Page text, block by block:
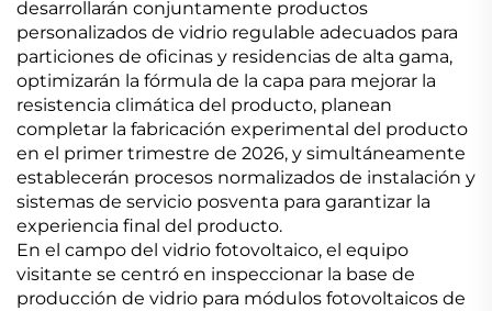
desarrollarán conjuntamente productos
personalizados de vidrio regulable adecuados para
particiones de oficinas y residencias de alta gama,
optimizarán la fórmula de la capa para mejorar la
resistencia climática del producto, planean
completar la fabricación experimental del producto
en el primer trimestre de 2026, y simultáneamente
establecerán procesos normalizados de instalación y
sistemas de servicio posventa para garantizar la
experiencia final del producto.
En el campo del vidrio fotovoltaico, el equipo
visitante se centró en inspeccionar la base de
producción de vidrio para módulos fotovoltaicos de